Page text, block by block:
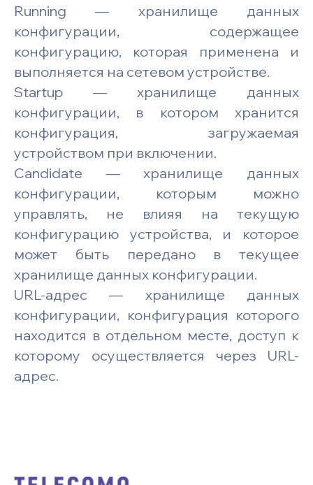
Running — хранилище данных
конфигурации, содержащее
конфигурацию, которая применена и
выполняется на сетевом устройстве.
Startup — хранилище данных
конфигурации, в котором хранится
конфигурация, загружаемая
устройством при включении.
Candidate — хранилище данных
конфигурации, которым можно
управлять, не влияя на текущую
конфигурацию устройства, и которое
может быть передано в текущее
хранилище данных конфигурации.
URL-адрес — хранилище данных
конфигурации, конфигурация которого
находится в отдельном месте, доступ к
которому осуществляется через URL-
адрес.